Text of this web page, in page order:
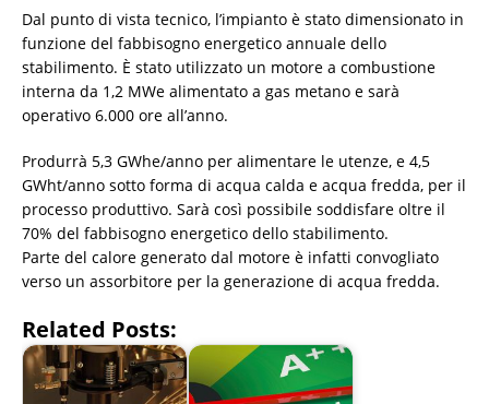
Dal punto di vista tecnico, l’impianto è stato dimensionato in
funzione del fabbisogno energetico annuale dello
stabilimento. È stato utilizzato un motore a combustione
interna da 1,2 MWe alimentato a gas metano e sarà
operativo 6.000 ore all’anno.
Produrrà 5,3 GWhe/anno per alimentare le utenze, e 4,5
GWht/anno sotto forma di acqua calda e acqua fredda, per il
processo produttivo. Sarà così possibile soddisfare oltre il
70% del fabbisogno energetico dello stabilimento.
Parte del calore generato dal motore è infatti convogliato
verso un assorbitore per la generazione di acqua fredda.
Related Posts: